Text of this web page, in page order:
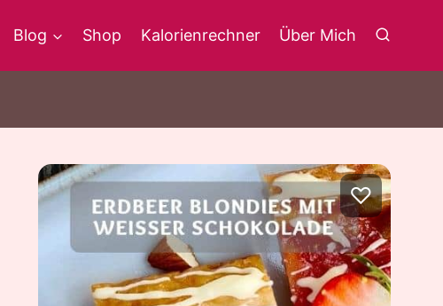
Blog Shop Kalorienrechner Über Mich
♡